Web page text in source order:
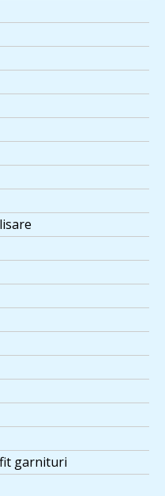
garnituri